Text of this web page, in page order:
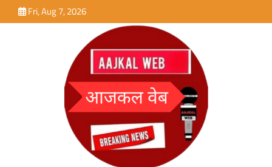
to
Fri, Aug 7, 2026